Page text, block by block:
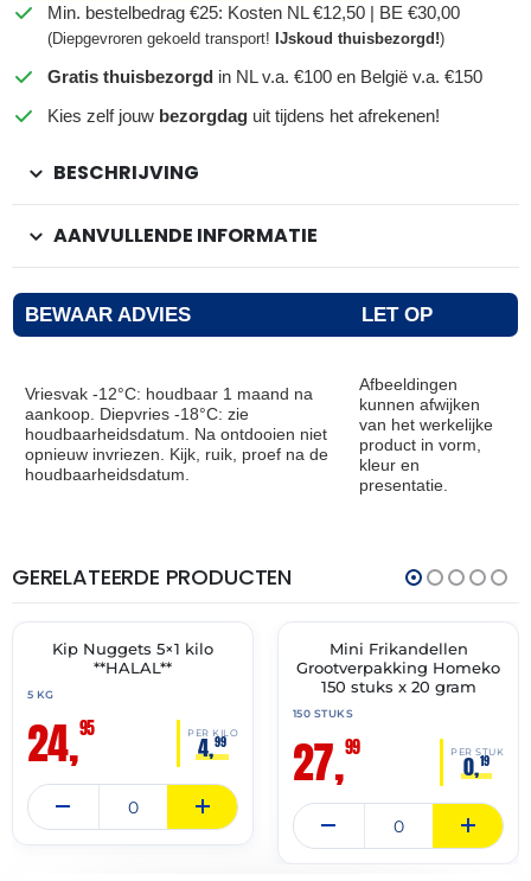
Min. bestelbedrag €25: Kosten NL €12,50 | BE €30,00
(Diepgevroren gekoeld transport! IJskoud thuisbezorgd!)
Gratis thuisbezorgd in NL v.a. €100 en België v.a. €150
Kies zelf jouw bezorgdag uit tijdens het afrekenen!
BESCHRIJVING
AANVULLENDE INFORMATIE
BEWAAR ADVIES LET OP
Vriesvak -12°C: houdbaar 1 maand na
aankoop. Diepvries -18°C: zie
houdbaarheidsdatum. Na ontdooien niet
opnieuw invriezen. Kijk, ruik, proef na de
houdbaarheidsdatum.
Afbeeldingen
kunnen afwijken
van het werkelijke
product in vorm,
kleur en
presentatie.
GERELATEERDE PRODUCTEN
✓ VAST ASSORTIMENT
THT:
16-
Kip Nuggets 5×1 kilo
**HALAL**
5 KG
24,95 PER KILO
4,99
✓ VAST ASSORTIMENT
Mini Frikandellen
Grootverpakking Homeko
150 stuks x 20 gram
150 STUKS
27,99 PER STUK
0,19